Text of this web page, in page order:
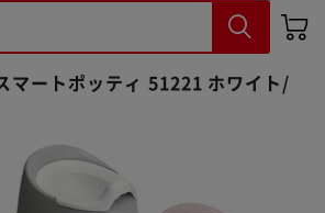
マートポッティ 51221 ホワイト/
い